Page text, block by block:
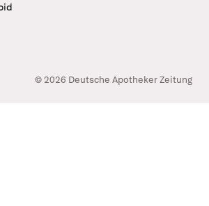
© 2026 Deutsche Apotheker Zeitung